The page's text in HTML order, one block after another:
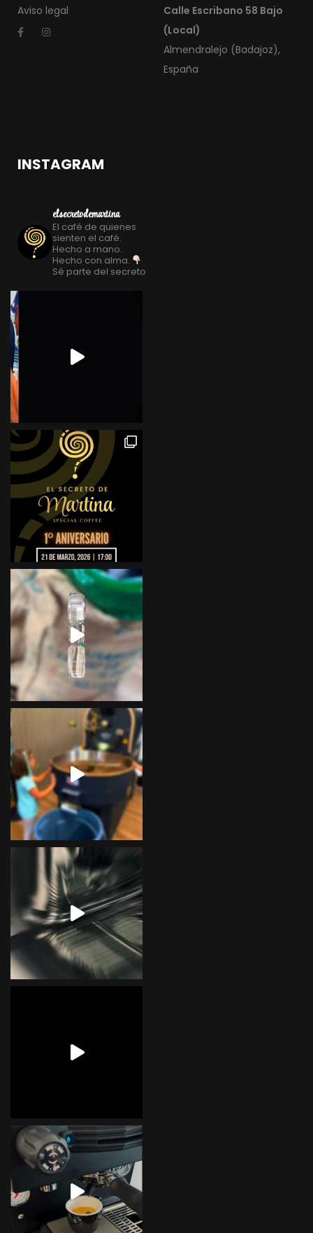
Aviso legal
Calle Escribano 58 Bajo
(Local)
Almendralejo (Badajoz),
España
INSTAGRAM
elsecretodemartina
El café de quienes
sienten el café.
Hecho a mano.
Hecho con alma.
Sé parte del secreto